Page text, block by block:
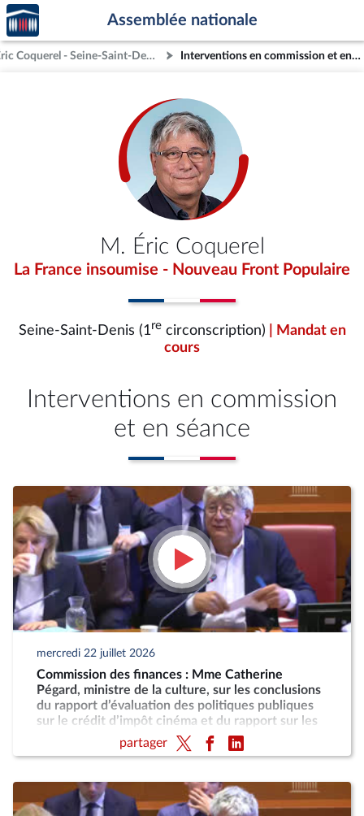
Aller au contenu
Aller en bas de la page
Accèder
à la
page
d'accueil
Assemblée nationale
M. Éric Coquerel - Seine-Saint-Denis (1re circonscription) Interventions en commission et en séance
M. Éric Coquerel
La France insoumise - Nouveau Front Populaire
Seine-Saint-Denis (1recirconscription)
| Mandat en
cours
Interventions en commission
et en séance
mercredi 22 juillet 2026
Commission des finances : Mme Catherine
Pégard, ministre de la culture, sur les conclusions
du rapport d’évaluation des politiques publiques
sur le crédit d’impôt cinéma et du rapport sur les
taxes sur les services vidéo
partager